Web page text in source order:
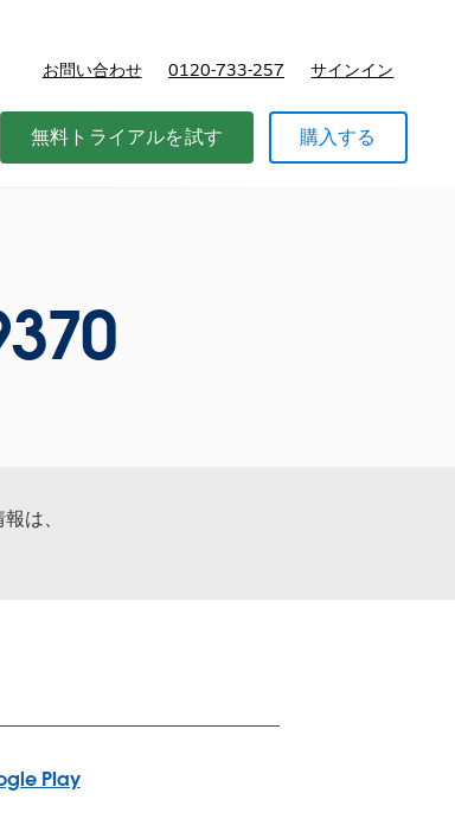
お問い合わせ 0120-733-257 サインイン
無料トライアルを試す 購入する
は、